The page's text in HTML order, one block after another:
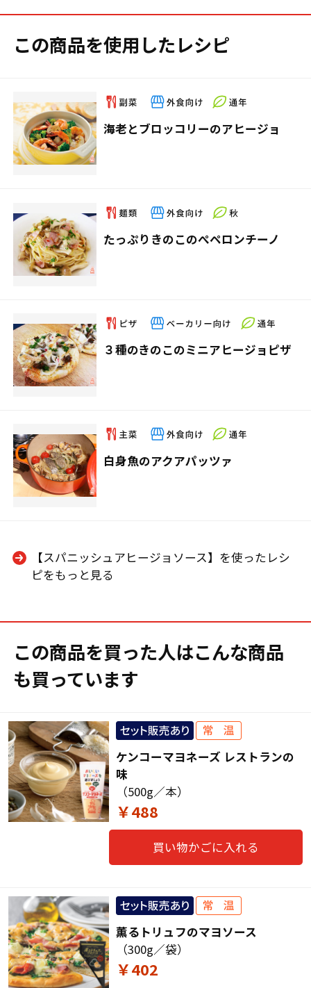
この商品を使用したレシピ
海老とブロッコリーのアヒージョ
たっぷりきのこのぺペロンチーノ
３種のきのこのミニアヒージョピザ
白身魚のアクアパッツァ
【スパニッシュアヒージョソース】を使ったレシ
ピをもっと見る
この商品を買った人はこんな商品
も買っています
ケンコーマヨネーズ レストランの
味
（500g／本）
￥488
買い物かごに入れる
薫るトリュフのマヨソース
（300g／袋）
￥402